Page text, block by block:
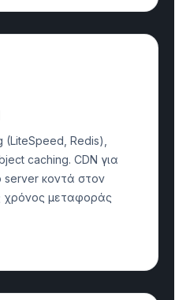
Redis),
caching. CDN για
κοντά στον
χρόνος μεταφοράς